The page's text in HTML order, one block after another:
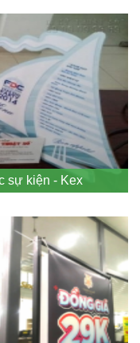
sự kiện - Kex